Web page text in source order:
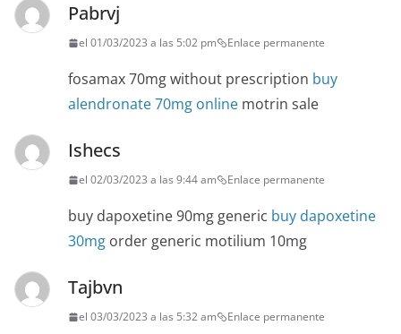
Pabrvj
el 01/03/2023 a las 5:02 pm Enlace permanente
fosamax 70mg without prescription buy
alendronate 70mg online motrin sale
Ishecs
el 02/03/2023 a las 9:44 am Enlace permanente
buy dapoxetine 90mg generic buy dapoxetine
30mg order generic motilium 10mg
Tajbvn
el 03/03/2023 a las 5:32 am Enlace permanente